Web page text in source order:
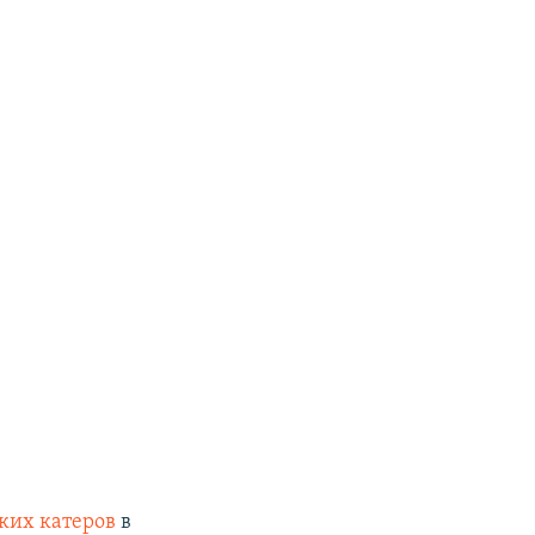
катеров в